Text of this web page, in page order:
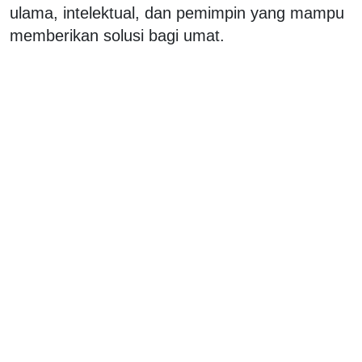
ulama, intelektual, dan pemimpin yang mampu
memberikan solusi bagi umat.